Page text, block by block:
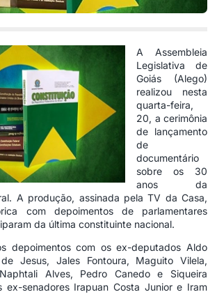
A Assembleia
Legislativa de
Goiás (Alego)
realizou nesta
quarta-feira,
20, a cerimônia
de lançamento
de
documentário
sobre os 30
anos da
A produção, assinada pela TV da Casa,
com depoimentos de parlamentares
da última constituinte nacional.
depoimentos com os ex-deputados Aldo
Jesus, Jales Fontoura, Maguito Vilela,
Alves, Pedro Canedo e Siqueira
ex-senadores Irapuan Costa Junior e Iram